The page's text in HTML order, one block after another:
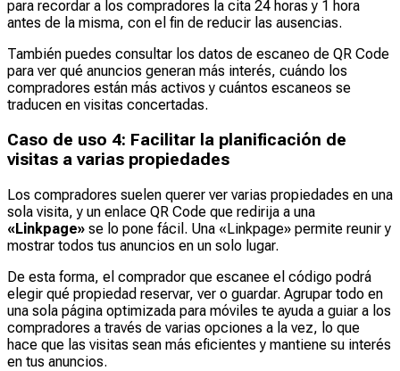
para recordar a los compradores la cita 24 horas y 1 hora
antes de la misma, con el fin de reducir las ausencias.
También puedes consultar los datos de escaneo de QR Code
para ver qué anuncios generan más interés, cuándo los
compradores están más activos y cuántos escaneos se
traducen en visitas concertadas.
Caso de uso 4: Facilitar la planificación de
visitas a varias propiedades
Los compradores suelen querer ver varias propiedades en una
sola visita, y un enlace QR Code que redirija a una
«Linkpage» se lo pone fácil. Una «Linkpage» permite reunir y
mostrar todos tus anuncios en un solo lugar.
De esta forma, el comprador que escanee el código podrá
elegir qué propiedad reservar, ver o guardar. Agrupar todo en
una sola página optimizada para móviles te ayuda a guiar a los
compradores a través de varias opciones a la vez, lo que
hace que las visitas sean más eficientes y mantiene su interés
en tus anuncios.